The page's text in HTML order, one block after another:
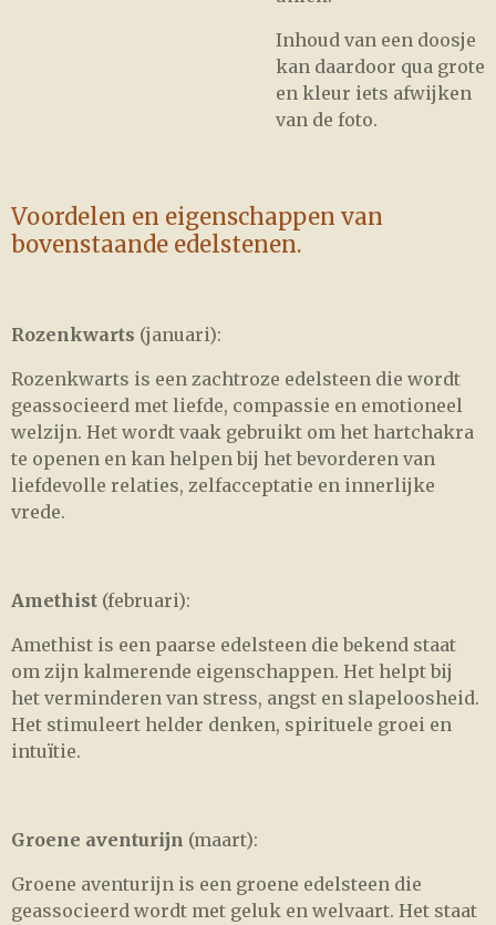
Inhoud van een doosje
kan daardoor qua grote
en kleur iets afwijken
van de foto.
Voordelen en eigenschappen van
bovenstaande edelstenen.
Rozenkwarts (januari):
Rozenkwarts is een zachtroze edelsteen die wordt
geassocieerd met liefde, compassie en emotioneel
welzijn. Het wordt vaak gebruikt om het hartchakra
te openen en kan helpen bij het bevorderen van
liefdevolle relaties, zelfacceptatie en innerlijke
vrede.
Amethist (februari):
Amethist is een paarse edelsteen die bekend staat
om zijn kalmerende eigenschappen. Het helpt bij
het verminderen van stress, angst en slapeloosheid.
Het stimuleert helder denken, spirituele groei en
intuïtie.
Groene aventurijn (maart):
Groene aventurijn is een groene edelsteen die
geassocieerd wordt met geluk en welvaart. Het staat